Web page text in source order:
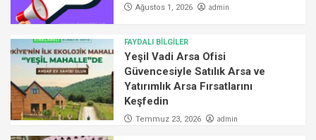
Ağustos 1, 2026 admin
FAYDALI BİLGİLER
Yeşil Vadi Arsa Ofisi
Güvencesiyle Satılık Arsa ve
Yatırımlık Arsa Fırsatlarını
Keşfedin
Temmuz 23, 2026 admin